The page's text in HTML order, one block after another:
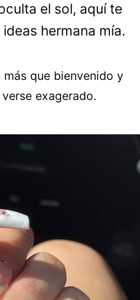
el sol, aquí te
hermana mía.
que bienvenido y
exagerado.